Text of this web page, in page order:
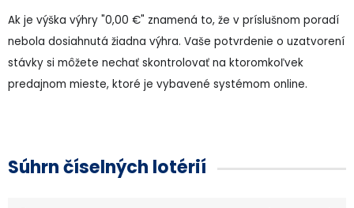
Ak je výška výhry "0,00 €" znamená to, že v príslušnom poradí
nebola dosiahnutá žiadna výhra. Vaše potvrdenie o uzatvorení
stávky si môžete nechať skontrolovať na ktoromkoľvek
predajnom mieste, ktoré je vybavené systémom online.
Súhrn číselných lotérií